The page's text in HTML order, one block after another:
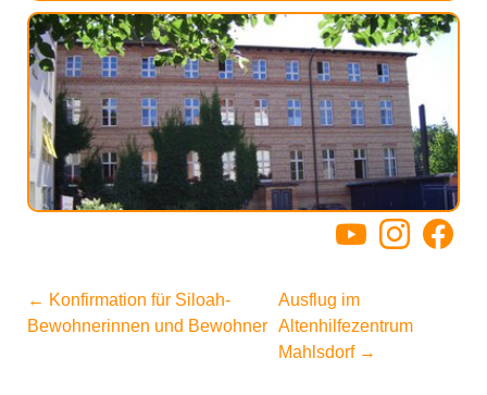
YouTubeInstagram
← Konfirmation für Siloah-
Bewohnerinnen und Bewohner
Ausflug im
Altenhilfezentrum
Mahlsdorf →